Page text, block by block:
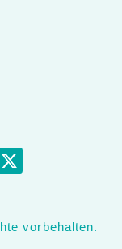
vorbehalten.